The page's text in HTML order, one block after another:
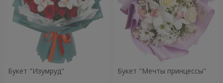
Букет "Изумруд" Букет "Мечты принцессы"